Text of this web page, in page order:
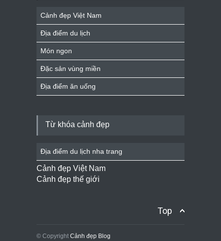
Cảnh đẹp Việt Nam
Địa điểm du lịch
Món ngon
Đặc sản vùng miền
Địa điểm ăn uống
Từ khóa cảnh đẹp
Địa điểm du lịch nha trang
Cảnh đẹp Việt Nam
Cảnh đẹp thế giới
Top
© Copyright Cảnh đẹp Blog